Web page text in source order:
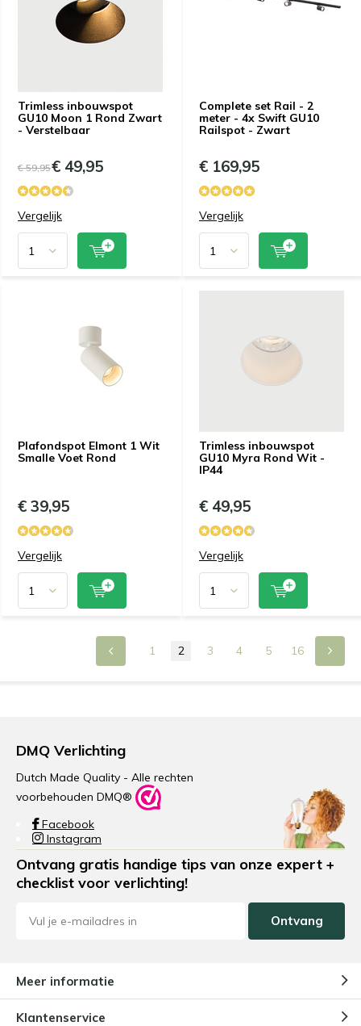
Trimless inbouwspot
GU10 Moon 1 Rond Zwart
- Verstelbaar
€ 59,95€ 49,95
Vergelijk
Complete set Rail - 2
meter - 4x Swift GU10
Railspot - Zwart
€ 169,95
Vergelijk
Plafondspot Elmont 1 Wit
Smalle Voet Rond
€ 39,95
Vergelijk
Trimless inbouwspot
GU10 Myra Rond Wit -
IP44
€ 49,95
Vergelijk
1 2 3 4 5 16
DMQ Verlichting
Dutch Made Quality - Alle rechten
voorbehouden DMQ®
Facebook
Instagram
Ontvang gratis handige tips van onze expert +
checklist voor verlichting!
Ontvang
Meer informatie
Klantenservice